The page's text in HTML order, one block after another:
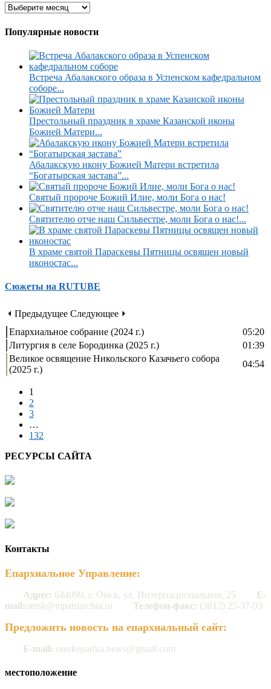
Популярные новости
Встреча Абалакского образа в Успенском кафедральном
соборе...
Престольный праздник в храме Казанской иконы
Божией Матери...
Абалакскую икону Божией Матери встретила
“Богатырская застава”...
Святый пророче Божий Илие, моли Бога о нас!
Святителю отче наш Сильвестре, моли Бога о нас!...
В храме святой Параскевы Пятницы освящен новый
иконостас...
Сюжеты на RUTUBE
⏴ Предыдущее Следующее ⏵
Епархиальное собрание (2024 г.)
05:20
Литургия в селе Бородинка (2025 г.)
01:39
Великое освящение Никольского Казачьего собора
(2025 г.)
04:54
1
2
3
…
132
РЕСУРСЫ САЙТА
Контакты
Епархиальное Управление:
Адрес: 644099, г. Омск, ул. Интернациональная, 25
E-
mail:omsk@mpatriarchia.ru Телефон-факс: (3812) 25-37-03
Предложить новость на епархиальный сайт:
E-mail: omskeparhia.news@gmail.com
местоположение